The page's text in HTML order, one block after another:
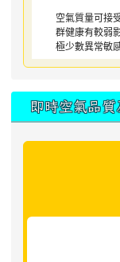
空氣質量可接
群健康有較弱
極少數異常敏
即時空氣品質